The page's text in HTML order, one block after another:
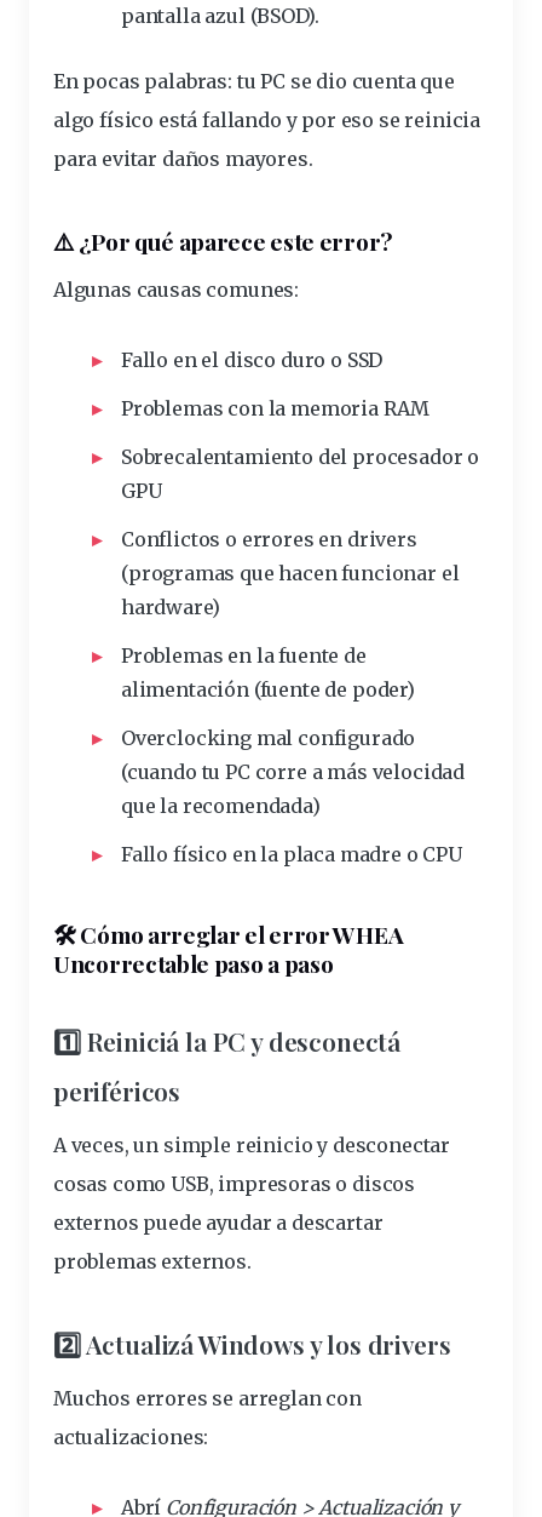
pantalla azul (BSOD).
En pocas palabras: tu PC se dio cuenta que
algofísico está fallando y por eso se reinicia
para evitar daños mayores.
⚠️ ¿Por qué aparece este error?
Algunas causas comunes:
Fallo en el disco duro o SSD
Problemas con la memoriaRAM
Sobrecalentamiento del procesador o
GPU
Conflictos o errores en drivers
(programas que hacen funcionar el
hardware)
Problemas en lafuente de
alimentación (fuente de poder)
Overclocking mal configurado
(cuando tu PC corre a más velocidad
que la recomendada)
Fallo físico en la placa madre o CPU
🛠️ Cómo arreglar el error WHEA
Uncorrectable paso a paso
1️⃣ Reiniciá la PC y desconectá
periféricos
A veces, un simple reinicio y desconectar
cosas como USB, impresoras o discos
externos puede ayudar a descartar
problemas externos.
2️⃣ Actualizá Windows y los drivers
Muchos errores se arreglan con
actualizaciones:
Abrí Configuración > Actualización y